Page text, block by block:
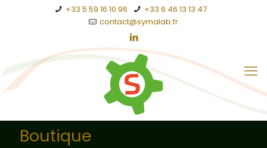
+33 5 59 16 10 96
+33 6 46 13 13 47
contact@symalab.fr
Boutique